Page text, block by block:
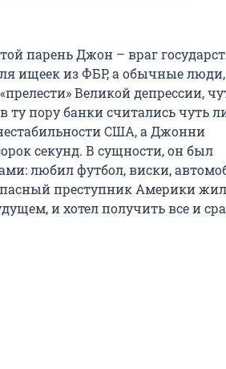
парень Джон – враг
ищеек из ФБР, а обычные люди,
Великой депрессии,
ту пору банки считались чуть
США, а Джонни
секунд. В сущности, он был
любил футбол, виски,
преступник Америки жил
и хотел получить все и